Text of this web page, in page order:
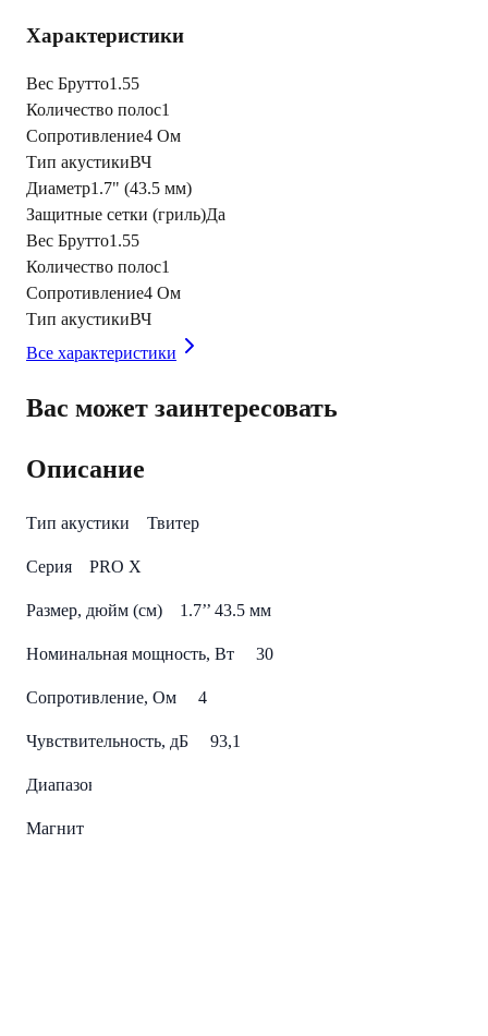
Характеристики
Вес Брутто1.55
Количество полос1
Сопротивление4 Ом
Тип акустикиВЧ
Диаметр1.7" (43.5 мм)
Защитные сетки (гриль)Да
Вес Брутто1.55
Количество полос1
Сопротивление4 Ом
Тип акустикиВЧ
Все характеристики
Вас может заинтересовать
Описание
Тип акустики Твитер
Серия PRO X
Размер, дюйм (см) 1.7’’ 43.5 мм
Номинальная мощность, Вт 30
Сопротивление, Ом 4
Чувствительность, дБ 93,1
Диапазон частот, Гц 2,9 кГЦ - 26 кГЦ
Магнит 24х3,5 мм N42 Неодим